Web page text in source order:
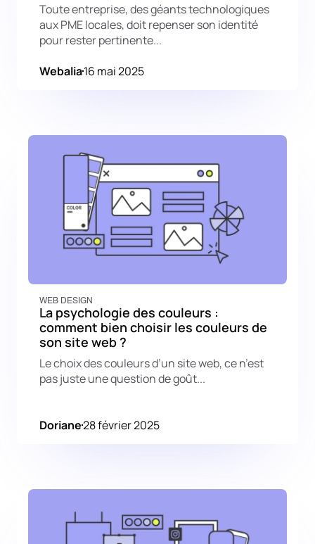
Toute entreprise, des géants technologiques
aux PME locales, doit repenser son identité
pour rester pertinente...
Webalia16 mai 2025
WEB DESIGN
La psychologie des couleurs :
comment bien choisir les couleurs de
son site web ?
Le choix des couleurs d’un site web, ce n’est
pas juste une question de goût...
Doriane28 février 2025